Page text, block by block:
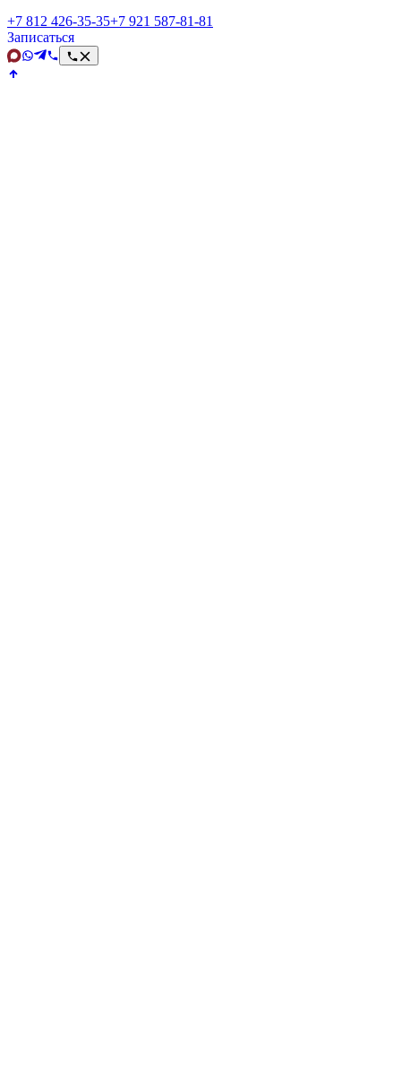
+7 812 426‑35‑35+7 921 587‑81‑81
Записаться